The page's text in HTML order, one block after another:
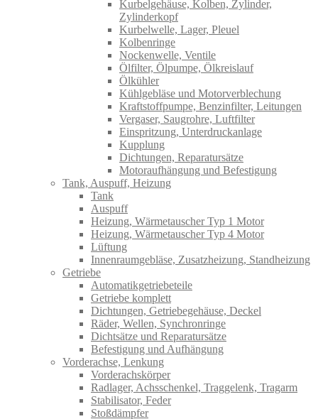
Kurbelgehäuse, Kolben, Zylinder,
Zylinderkopf
Kurbelwelle, Lager, Pleuel
Kolbenringe
Nockenwelle, Ventile
Ölfilter, Ölpumpe, Ölkreislauf
Ölkühler
Kühlgebläse und Motorverblechung
Kraftstoffpumpe, Benzinfilter, Leitungen
Vergaser, Saugrohre, Luftfilter
Einspritzung, Unterdruckanlage
Kupplung
Dichtungen, Reparatursätze
Motoraufhängung und Befestigung
Tank, Auspuff, Heizung
Tank
Auspuff
Heizung, Wärmetauscher Typ 1 Motor
Heizung, Wärmetauscher Typ 4 Motor
Lüftung
Innenraumgebläse, Zusatzheizung, Standheizung
Getriebe
Automatikgetriebeteile
Getriebe komplett
Dichtungen, Getriebegehäuse, Deckel
Räder, Wellen, Synchronringe
Dichtsätze und Reparatursätze
Befestigung und Aufhängung
Vorderachse, Lenkung
Vorderachskörper
Radlager, Achsschenkel, Traggelenk, Tragarm
Stabilisator, Feder
Stoßdämpfer